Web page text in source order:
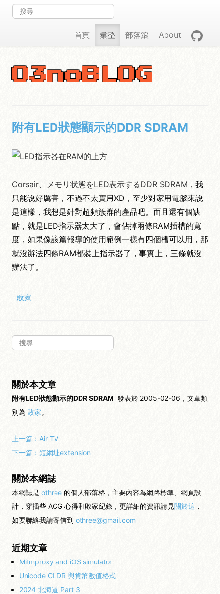
首頁 彙整 部落滾 About
O3noBLOG
附有LED狀態顯示的DDR SDRAM
Corsair、メモリ状態をLED表示するDDR SDRAM ，我
只能說好厲害，不過不太實用XD，至少對家用電腦來說
是這樣，我想是針對超頻族群的產品吧。而且還有個缺
點，就是LED指示器太大了，會佔掉兩條RAM插槽的寬
度，如果像該篇報導的使用範例一樣有四個槽可以用，那
就沒辦法四條RAM都裝上指示器了，事實上，三條就沒
辦法了。
敗家
關於本文章
附有LED狀態顯示的DDR SDRAM 發表於 2005-02-06，文章類
別為 敗家。
上一篇： Air TV
下一篇： 短網址extension
關於本網誌
本網誌是 othree 的個人部落格，主要內容為網路標準、網頁設
計，穿插些 ACG 心得和敗家紀錄，更詳細的資訊請見關於這 ，
如要聯絡我請寄信到 othree@gmail.com
近期文章
Mitmproxy and iOS simulator
Unicode CLDR 與貨幣數值格式
2024 北海道 Part 3